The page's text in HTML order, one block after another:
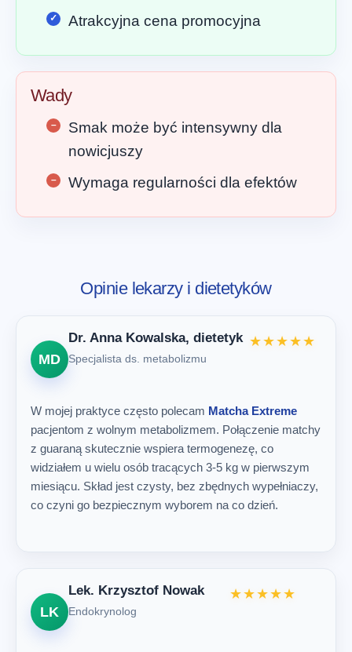
Atrakcyjna cena promocyjna
Wady
Smak może być intensywny dla
nowicjuszy
Wymaga regularności dla efektów
Opinie lekarzy i dietetyków
MD
Dr. Anna Kowalska, dietetyk
Specjalista ds. metabolizmu
★★★★★
W mojej praktyce często polecam Matcha Extreme
pacjentom z wolnym metabolizmem. Połączenie matchy
z guaraną skutecznie wspiera termogenezę, co
widziałem u wielu osób tracących 3-5 kg w pierwszym
miesiącu. Skład jest czysty, bez zbędnych wypełniaczy,
co czyni go bezpiecznym wyborem na co dzień.
LK
Lek. Krzysztof Nowak
Endokrynolog
★★★★★